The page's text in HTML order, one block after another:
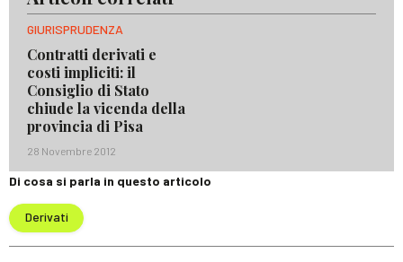
GIURISPRUDENZA
Contratti derivati e
costi impliciti: il
Consiglio di Stato
chiude la vicenda della
provincia di Pisa
28 Novembre 2012
Di cosa si parla in questo articolo
Derivati